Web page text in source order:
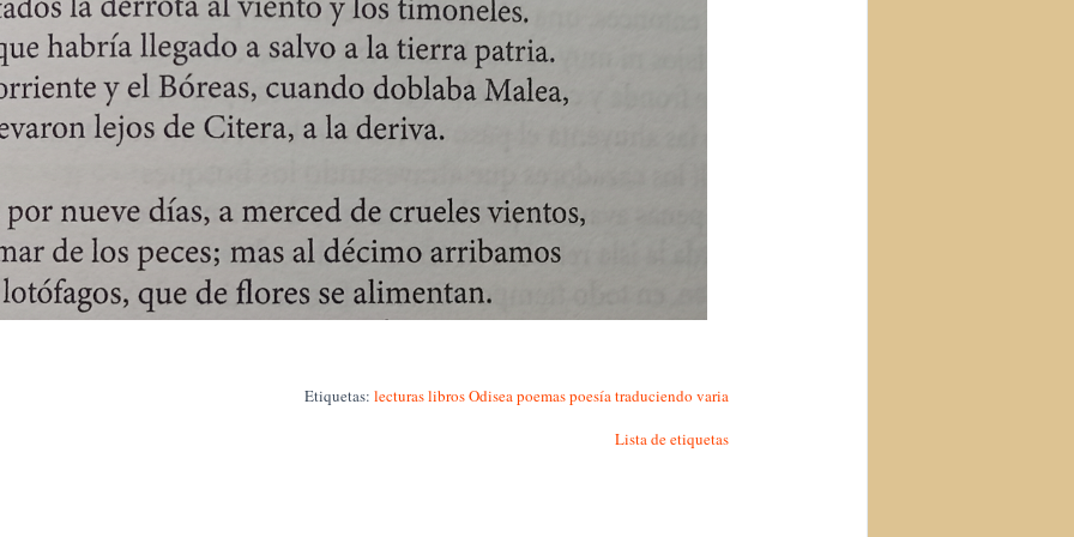
Etiquetas: lecturaslibrosOdiseapoemaspoesíatraduciendo varia
Lista de etiquetas